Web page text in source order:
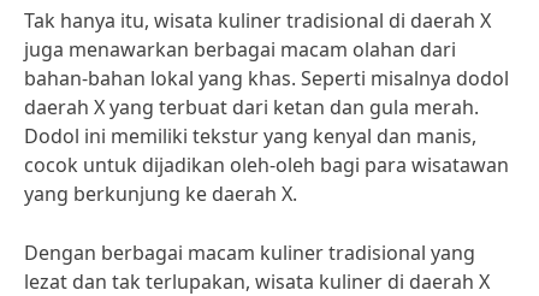
Tak hanya itu, wisata kuliner tradisional di daerah X
juga menawarkan berbagai macam olahan dari
bahan-bahan lokal yang khas. Seperti misalnya dodol
daerah X yang terbuat dari ketan dan gula merah.
Dodol ini memiliki tekstur yang kenyal dan manis,
cocok untuk dijadikan oleh-oleh bagi para wisatawan
yang berkunjung ke daerah X.
Dengan berbagai macam kuliner tradisional yang
lezat dan tak terlupakan, wisata kuliner di daerah X